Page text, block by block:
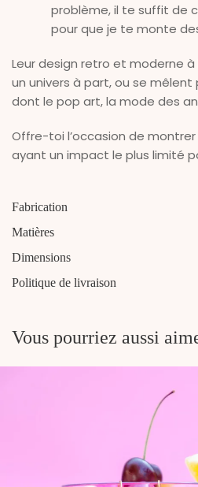
problème, il te suffit de
pour que je te monte
Leur design retro et moderne
un univers à part, ou se mêlent
dont le pop art, la mode des
Offre-toi l’occasion de
ayant un impact le plus limité
Fabrication
Matières
Dimensions
Politique de livraison
Vous pourriez aussi